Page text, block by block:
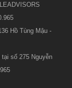
Hồ Tùng Mậu -
tại số 275 Nguyễn